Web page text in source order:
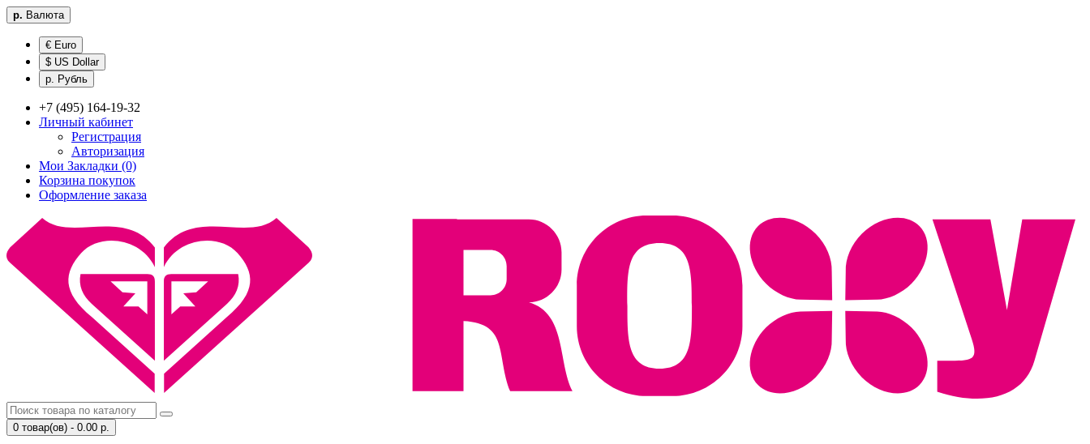
р. Валюта
€ Euro
$ US Dollar
р. Рубль
+7 (495) 164-19-32
Личный кабинет
Регистрация
Авторизация
Мои Закладки (0)
Корзина покупок
Оформление заказа
0 товар(ов) - 0.00 р.